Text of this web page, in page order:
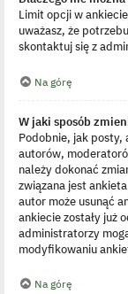
Limit opcji w
uważasz, że
skontaktuj się z
Na górę
W jaki sposób
Podobnie, jak
autorów,
należy dokonać
związana jest
autor może usunąć
ankiecie zostały już
administratorzy
modyfikowaniu
Na górę